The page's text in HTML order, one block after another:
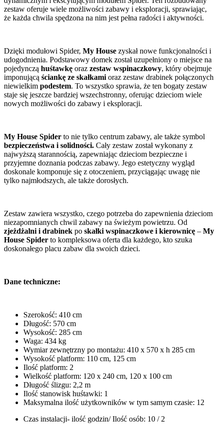
zestaw oferuje wiele możliwości zabawy i eksploracji, sprawiając,
że każda chwila spędzona na nim jest pełna radości i aktywności.
Dzięki modułowi Spider, My House zyskał nowe funkcjonalności i
udogodnienia. Podstawowy domek został uzupełniony o miejsce na
pojedynczą huśtawkę oraz zestaw wspinaczkowy, który obejmuje
imponującą ściankę ze skałkami oraz zestaw drabinek połączonych
niewielkim podestem. To wszystko sprawia, że ten bogaty zestaw
staje się jeszcze bardziej wszechstronny, oferując dzieciom wiele
nowych możliwości do zabawy i eksploracji.
My House Spider to nie tylko centrum zabawy, ale także symbol
bezpieczeństwa i solidności. Cały zestaw został wykonany z
najwyższą starannością, zapewniając dzieciom bezpieczne i
przyjemne doznania podczas zabawy. Jego estetyczny wygląd
doskonale komponuje się z otoczeniem, przyciągając uwagę nie
tylko najmłodszych, ale także dorosłych.
Zestaw zawiera wszystko, czego potrzeba do zapewnienia dzieciom
niezapomnianych chwil zabawy na świeżym powietrzu. Od
zjeżdżalni i drabinek po skałki wspinaczkowe i kierownicę – My
House Spider to kompleksowa oferta dla każdego, kto szuka
doskonałego placu zabaw dla swoich dzieci.
Dane techniczne:
Szerokość: 410 cm
Długość: 570 cm
Wysokość: 285 cm
Waga: 434 kg
Wymiar zewnętrzny po montażu: 410 x 570 x h 285 cm
Wysokość platform: 110 cm, 125 cm
Ilość platform: 2
Wielkość platform: 120 x 240 cm, 120 x 100 cm
Długość ślizgu: 2,2 m
Ilość stanowisk huśtawki: 1
Maksymalna ilość użytkowników w tym samym czasie: 12
Czas instalacji- ilość godzin/ Ilość osób: 10 / 2